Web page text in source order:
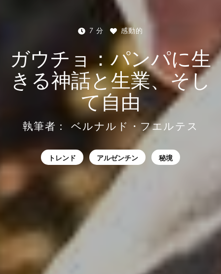
7 分 感動的
ガウチョ：パンパに生
きる神話と生業、そし
て自由
執筆者： ベルナルド・フエルテス
トレンド アルゼンチン 秘境